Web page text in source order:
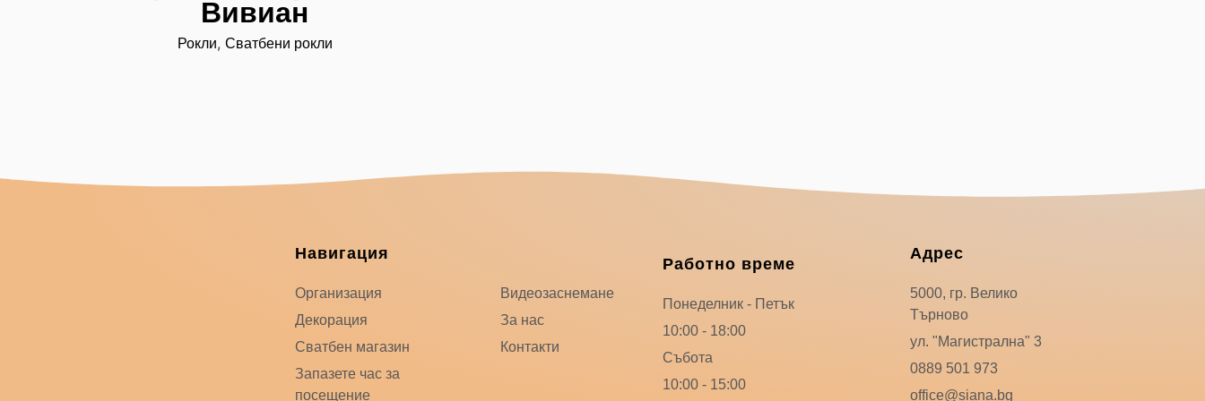
Вивиан
Рокли, Сватбени рокли
Навигация
Организация
Декорация
Сватбен магазин
Запазете час за
посещение
Видеозаснемане
За нас
Контакти
Работно време
Понеделник - Петък
10:00 - 18:00
Събота
10:00 - 15:00
Адрес
5000, гр. Велико
Търново
ул. "Магистрална" 3
0889 501 973
office@siana.bg